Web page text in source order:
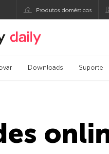
Produtos domésticos
Blog oficial da Kaspersky
Downloads Suporte